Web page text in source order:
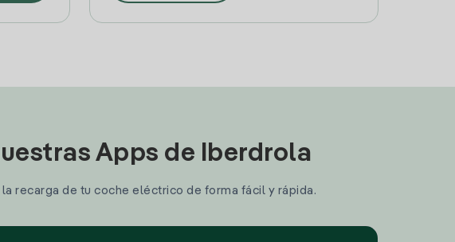
Apps de Iberdrola
recarga de tu coche eléctrico de forma fácil y rápida.